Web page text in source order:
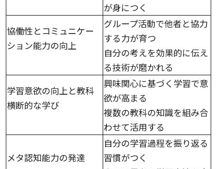
が身につく
協働性とコミュニケー
ション能力の向上
グループ活動で他者と協力
する力が育つ
自分の考えを効果的に伝え
る技術が磨かれる
学習意欲の向上と教科
横断的な学び
興味関心に基づく学習で意
欲が高まる
複数の教科の知識を組み合
わせて活用する
メタ認知能力の発達
自分の学習過程を振り返る
習慣がつく